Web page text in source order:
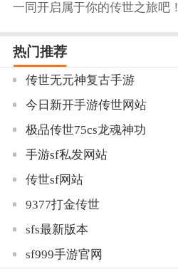
一同开启属于你的传世之旅吧！
热门推荐
传世无元神复古手游
今日新开手游传世网站
极品传世75cs龙魂神功
手游sf私发网站
传世sf网站
9377打金传世
sfs最新版本
sf999手游官网